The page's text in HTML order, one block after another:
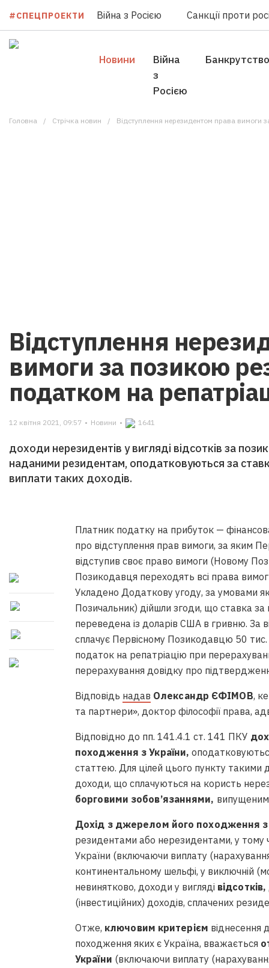
#СПЕЦПРОЕКТИ Війна з Росією Санкції проти
Новини
Війна
з
Росією
Банкрутство
Головна Стрічка новин Відступлення нерезидентом права вимоги
Відступлення
вимоги за позикою
податком на
12 квітня 2021, 09:57 • Новини • 1641
доходи нерезидентів у вигляді відсотків за
наданими резидентам, оподатковуються за
виплати таких доходів.
Платник податку на прибуток —
про відступлення прав вимоги, за яким
відступив своє право вимоги (Новому
Позикодавця переходять всі права
Укладено Додаткову угоду, за умовами
Позичальник) дійшли згоди, що ставка за
переведена із доларів США в гривню. За
сплачує Первісному Позикодавцю 50
податок на репатріацію при
перерахування довідку про
Відповідь надав Олександр ЄФІМОВ,
та партнери», доктор філософії права,
Відповідно до пп. 141.4.1 ст. 141 ПКУ
походження з України,
статтею. Для цілей цього пункту такими
доходи, що сплачуються на користь
борговими зобов’язаннями,
Дохід з джерелом його походження з
резидентами або нерезидентами, у тому
України (включаючи виплату
континентальному шельфі, у виключній
невинятково, доходи у вигляді відсотків,
(інвестиційних) доходів, сплачених
Отже, ключовим критерієм віднесення
походження яких є Україна, вважається
України (включаючи виплату